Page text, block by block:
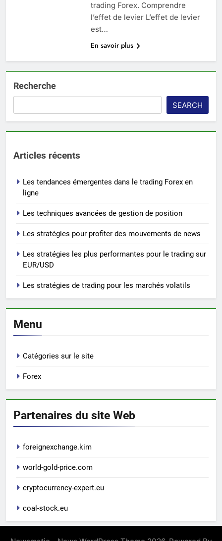
trading Forex. Comprendre
l’effet de levier L’effet de levier
est…
En savoir plus
Recherche
SEARCH
Articles récents
Les tendances émergentes dans le trading Forex en
ligne
Les techniques avancées de gestion de position
Les stratégies pour profiter des mouvements de news
Les stratégies les plus performantes pour le trading sur
EUR/USD
Les stratégies de trading pour les marchés volatils
Menu
Catégories sur le site
Forex
Partenaires du site Web
foreignexchange.kim
world-gold-price.com
cryptocurrency-expert.eu
coal-stock.eu